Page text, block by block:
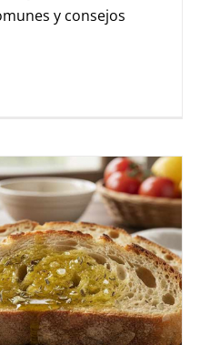
y consejos